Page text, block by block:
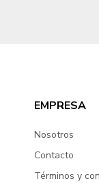
EMPRESA
Nosotros
Contacto
Términos y